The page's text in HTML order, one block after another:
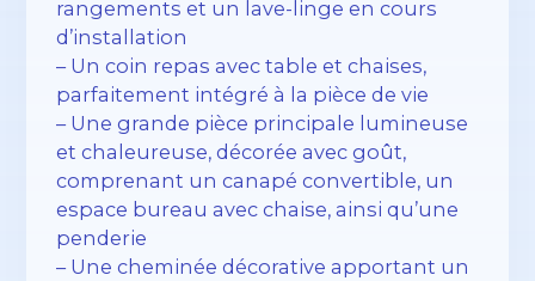
rangements et un lave-linge en cours
d’installation
– Un coin repas avec table et chaises,
parfaitement intégré à la pièce de vie
– Une grande pièce principale lumineuse
et chaleureuse, décorée avec goût,
comprenant un canapé convertible, un
espace bureau avec chaise, ainsi qu’une
penderie
– Une cheminée décorative apportant un